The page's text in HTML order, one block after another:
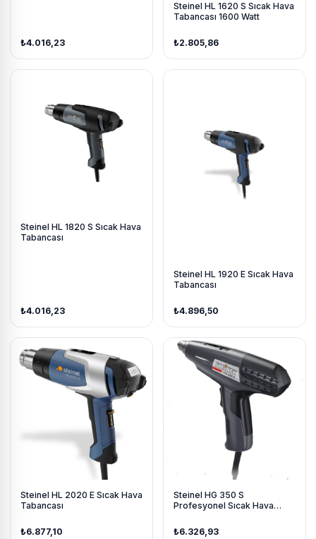
₺4.016,23
Steinel HL 1620 S Sıcak Hava
Tabancası 1600 Watt
₺2.805,86
Steinel HL 1820 S Sıcak Hava
Tabancası
₺4.016,23
Steinel HL 1920 E Sıcak Hava
Tabancası
₺4.896,50
Steinel HL 2020 E Sıcak Hava
Tabancası
₺6.877,10
Steinel HG 350 S
Profesyonel Sıcak Hava
₺6.326,93